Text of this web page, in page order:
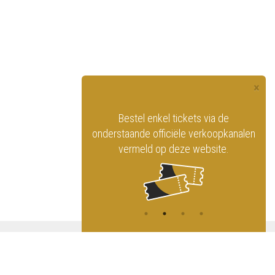
×
Bestel enkel tickets via de
onderstaande officiële verkoopkanalen
vermeld op deze website.